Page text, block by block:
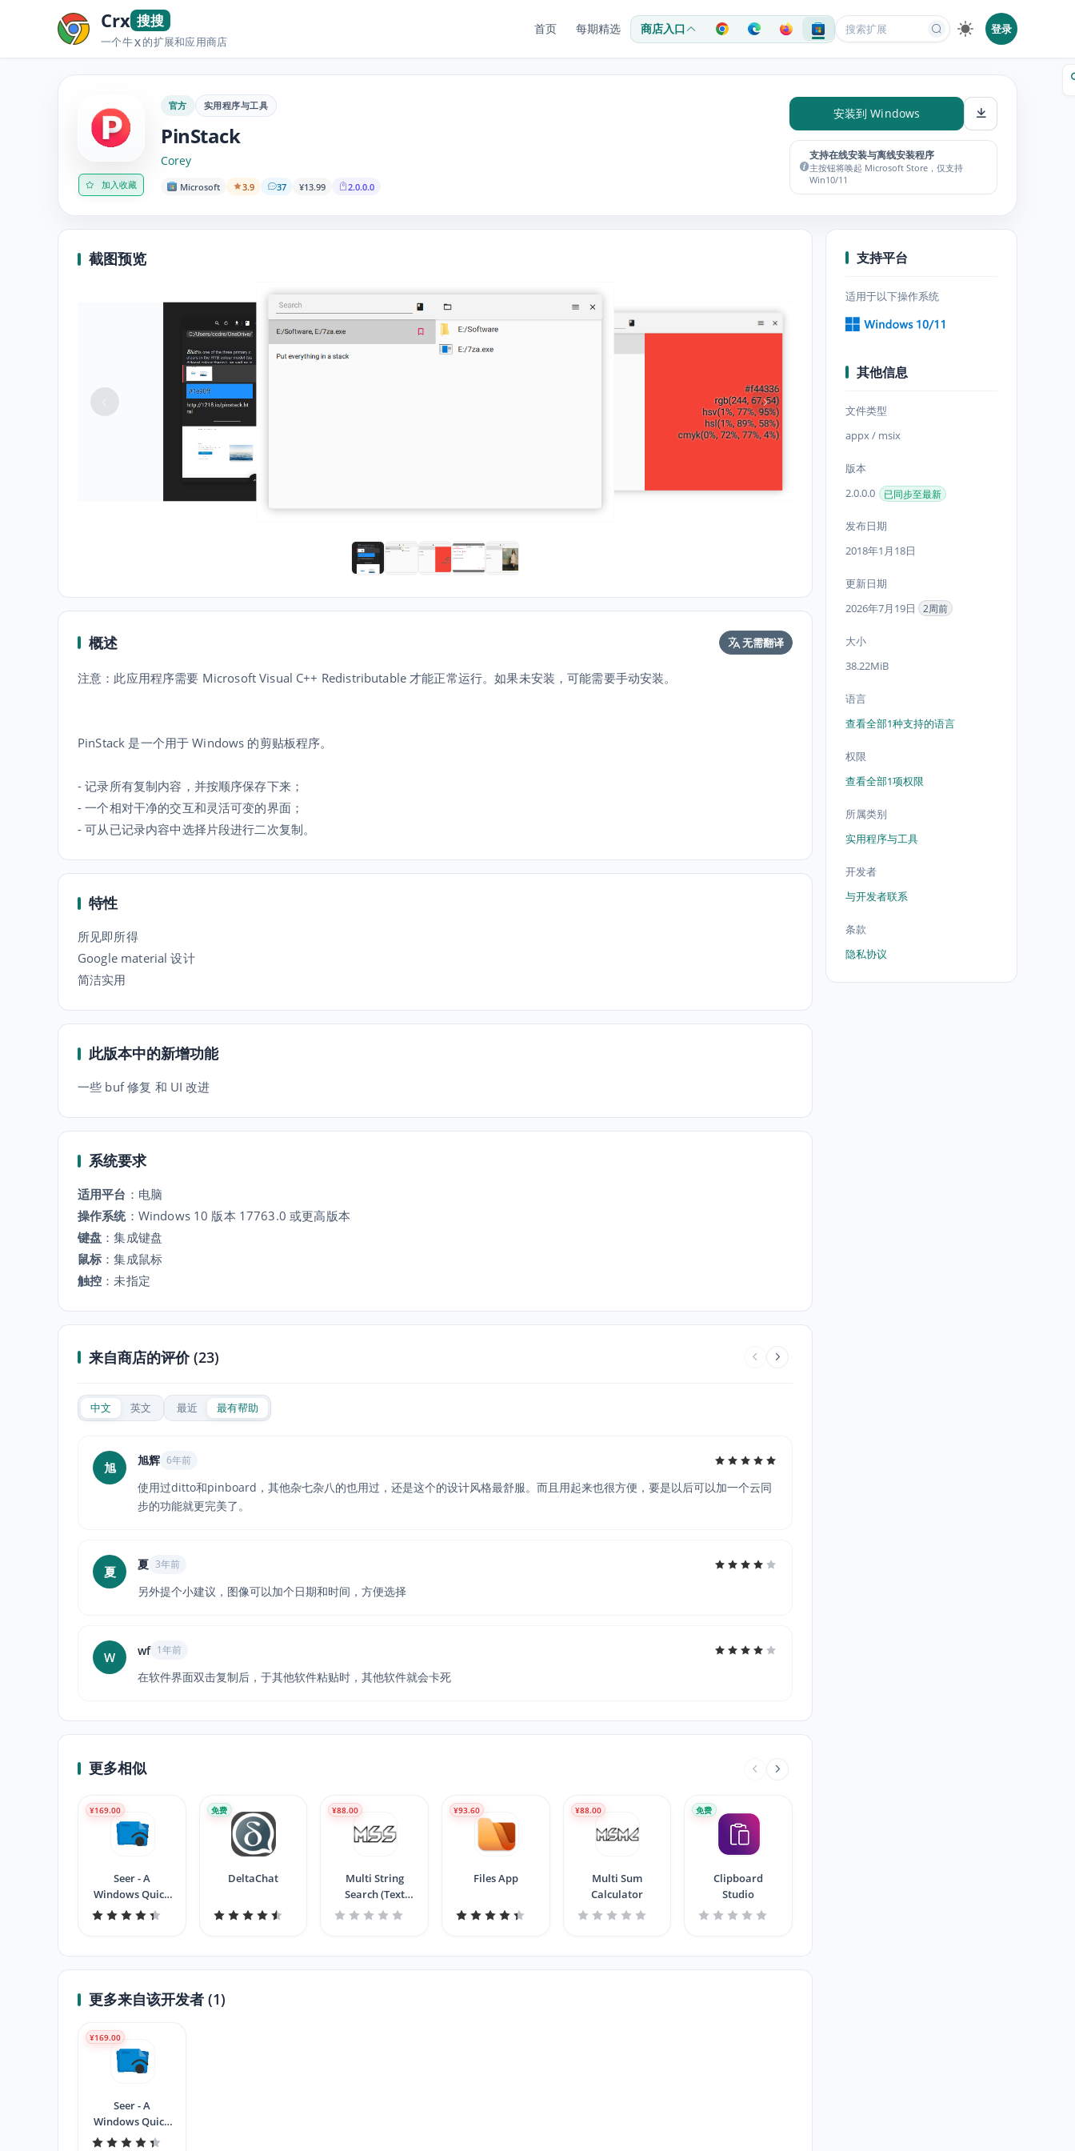
Crx 搜搜
一个牛X的扩展和应用商店
首页 每期精选 商店入口 登录
加入收藏
官方 实用程序与工具
PinStack
Corey
Microsoft 3.9 37 ¥13.99 2.0.0.0
安装到 Windows
支持在线安装与离线安装程序
主按钮将唤起 Microsoft Store，仅支持
Win10/11
截图预览
概述 无需翻译
注意：此应用程序需要 Microsoft Visual C++ Redistributable 才能正常运行。如果未安装，可能需要手动安装。
PinStack 是一个用于 Windows 的剪贴板程序。
- 记录所有复制内容，并按顺序保存下来；
- 一个相对干净的交互和灵活可变的界面；
特性
所见即所得
Google material 设计
简洁实用
此版本中的新增功能
一些 buf 修复 和 UI 改进
系统要求
适用平台 ： 电脑
操作系统： Windows 10 版本 17763.0 或更高版本
键盘 ：集成键盘
鼠标 ：集成鼠标
触控 ：未指定
来自商店的评价 (23)
中文 英文 最近 最有帮助
旭 旭辉 6年前
使用过ditto和pinboard，其他杂七杂八的也用过，还是这个的设计风格最舒服。而且用起来也很方便，要是以后可以加一个云同
步的功能就更完美了。
夏 夏 3年前
另外提个小建议，图像可以加个日期和时间，方便选择
W wf 1年前
在软件界面双击复制后，于其他软件粘贴时，其他软件就会卡死
更多相似
Seer - A
Windows Quick
Look Tool
¥169.00
DeltaChat
免费
Multi String
Search (Text
Tool)
¥88.00
Files App
¥93.60
Multi Sum
Calculator
¥88.00
Clipboard
Studio
免费
更多来自该开发者 (1)
Seer - A
Windows Quick
Look Tool
¥169.00
支持平台
适用于以下操作系统
其他信息
文件类型
appx / msix
版本
2.0.0.0
已同步至最新
发布日期
2018年1月18日
更新日期
2026年7月19日
2周前
大小
38.22MiB
语言
查看全部1种支持的语言
权限
查看全部1项权限
所属类别
实用程序与工具
开发者
与开发者联系
条款
隐私协议